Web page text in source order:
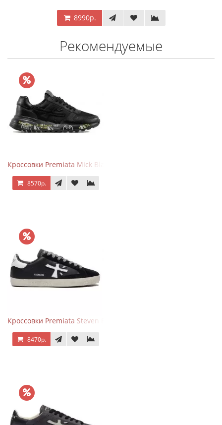
8990р.
Рекомендуемые
Кроссовки Premiata Mick Black
8570р.
Кроссовки Premiata Steven Black White
8470р.